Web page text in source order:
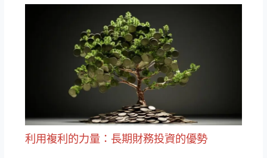
利用複利的力量：長期財務投資的優勢